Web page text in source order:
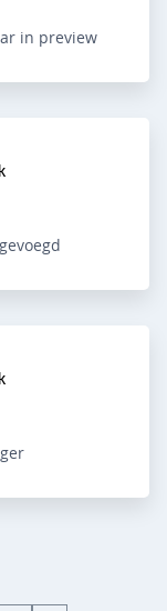
in preview